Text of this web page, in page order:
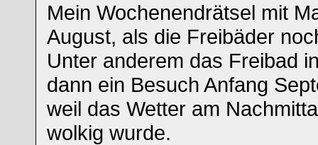
Mein Wochenendrätsel mit
August, als die Freibäder
Unter anderem das Freibad
dann ein Besuch Anfang
weil das Wetter am
wolkig wurde.